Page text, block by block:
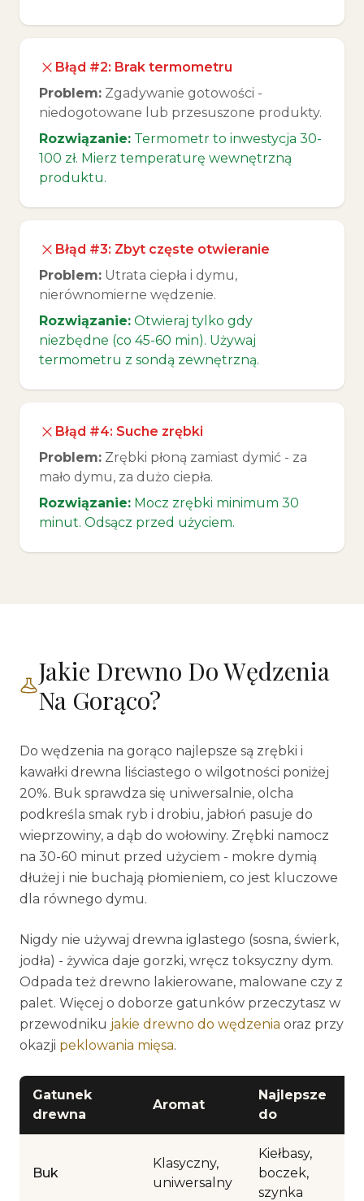
Błąd #2: Brak termometru
Problem: Zgadywanie gotowości -
niedogotowane lub przesuszone produkty.
Rozwiązanie: Termometr to inwestycja 30-
100 zł. Mierz temperaturę wewnętrzną
produktu.
Błąd #3: Zbyt częste otwieranie
Problem: Utrata ciepła i dymu,
nierównomierne wędzenie.
Rozwiązanie: Otwieraj tylko gdy
niezbędne (co 45-60 min). Używaj
termometru z sondą zewnętrzną.
Błąd #4: Suche zrębki
Problem: Zrębki płoną zamiast dymić - za
mało dymu, za dużo ciepła.
Rozwiązanie: Mocz zrębki minimum 30
minut. Odsącz przed użyciem.
Jakie Drewno Do Wędzenia
Na Gorąco?
Do wędzenia na gorąco najlepsze są zrębki i
kawałki drewna liściastego o wilgotności poniżej
20%. Buk sprawdza się uniwersalnie, olcha
podkreśla smak ryb i drobiu, jabłoń pasuje do
wieprzowiny, a dąb do wołowiny. Zrębki namocz
na 30-60 minut przed użyciem - mokre dymią
dłużej i nie buchają płomieniem, co jest kluczowe
dla równego dymu.
Nigdy nie używaj drewna iglastego (sosna, świerk,
jodła) - żywica daje gorzki, wręcz toksyczny dym.
Odpada też drewno lakierowane, malowane czy z
palet. Więcej o doborze gatunków przeczytasz w
przewodniku jakie drewno do wędzenia oraz przy
okazji peklowania mięsa.
Gatunek
drewna
Aromat
Najlepsze
do
Buk
Klasyczny,
uniwersalny
Kiełbasy,
boczek,
szynka